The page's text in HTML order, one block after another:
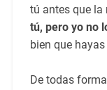
tú antes que la
tú, pero yo no
bien que
De todas